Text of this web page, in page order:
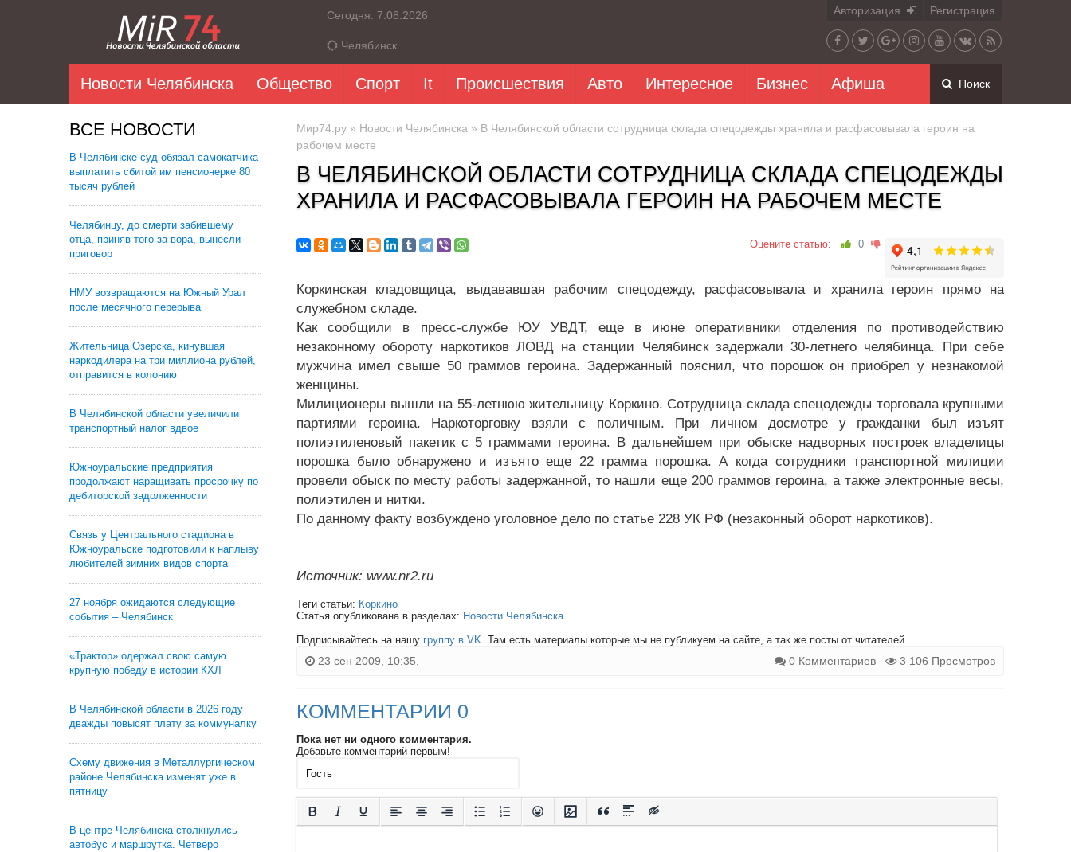
Сегодня: 7.08.2026
Челябинск
Авторизация Регистрация
Новости Челябинска Общество Спорт It Происшествия Авто Интересное Бизнес Афиша Поиск
ВСЕ НОВОСТИ
В Челябинске суд обязал самокатчика
выплатить сбитой им пенсионерке 80
тысяч рублей
Челябинцу, до смерти забившему
отца, приняв того за вора, вынесли
приговор
НМУ возвращаются на Южный Урал
после месячного перерыва
Жительница Озерска, кинувшая
наркодилера на три миллиона рублей,
отправится в колонию
В Челябинской области увеличили
транспортный налог вдвое
Южноуральские предприятия
продолжают наращивать просрочку по
дебиторской задолженности
Связь у Центрального стадиона в
Южноуральске подготовили к наплыву
любителей зимних видов спорта
27 ноября ожидаются следующие
события – Челябинск
«Трактор» одержал свою самую
крупную победу в истории КХЛ
В Челябинской области в 2026 году
дважды повысят плату за коммуналку
Схему движения в Металлургическом
районе Челябинска изменят уже в
пятницу
В центре Челябинска столкнулись
автобус и маршрутка. Четверо
Мир74.ру » Новости Челябинска » В Челябинской области сотрудница склада спецодежды хранила и расфасовывала героин на
рабочем месте
В ЧЕЛЯБИНСКОЙ ОБЛАСТИ СОТРУДНИЦА СКЛАДА СПЕЦОДЕЖДЫ
ХРАНИЛА И РАСФАСОВЫВАЛА ГЕРОИН НА РАБОЧЕМ МЕСТЕ
Оцените статью: 0
Коркинская кладовщица, выдававшая рабочим спецодежду, расфасовывала и хранила героин прямо на
служебном складе.
Как сообщили в пресс-службе ЮУ УВДТ, еще в июне оперативники отделения по противодействию
незаконному обороту наркотиков ЛОВД на станции Челябинск задержали 30-летнего челябинца. При себе
мужчина имел свыше 50 граммов героина. Задержанный пояснил, что порошок он приобрел у незнакомой
женщины.
Милиционеры вышли на 55-летнюю жительницу Коркино. Сотрудница склада спецодежды торговала крупными
партиями героина. Наркоторговку взяли с поличным. При личном досмотре у гражданки был изъят
полиэтиленовый пакетик с 5 граммами героина. В дальнейшем при обыске надворных построек владелицы
порошка было обнаружено и изъято еще 22 грамма порошка. А когда сотрудники транспортной милиции
провели обыск по месту работы задержанной, то нашли еще 200 граммов героина, а также электронные весы,
полиэтилен и нитки.
По данному факту возбуждено уголовное дело по статье 228 УК РФ (незаконный оборот наркотиков).
Источник: www.nr2.ru
Теги статьи: Коркино
Статья опубликована в разделах: Новости Челябинска
Подписывайтесь на нашу группу в VK. Там есть материалы которые мы не публикуем на сайте, а так же посты от читателей.
23 сен 2009, 10:35, 0 Комментариев 3 106 Просмотров
КОММЕНТАРИИ 0
Пока нет ни одного комментария.
Добавьте комментарий первым!